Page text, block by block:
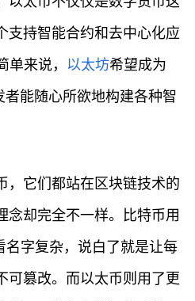
支持智能合约和去中心化应
来说， 以太坊希望成为
者能随心所欲地构建各种智
，它们都站在区块链技术的
念却完全不一样。比特币用
字复杂，说白了就是让每
可篡改。而以太币则用了更